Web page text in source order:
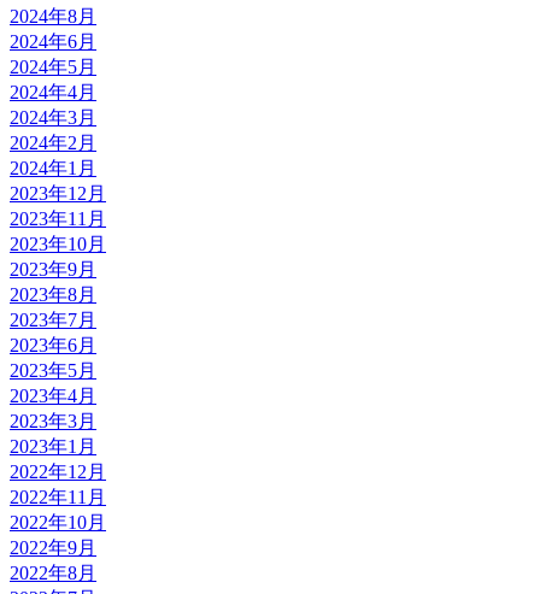
2024年8月
2024年6月
2024年5月
2024年4月
2024年3月
2024年2月
2024年1月
2023年12月
2023年11月
2023年10月
2023年9月
2023年8月
2023年7月
2023年6月
2023年5月
2023年4月
2023年3月
2023年1月
2022年12月
2022年11月
2022年10月
2022年9月
2022年8月